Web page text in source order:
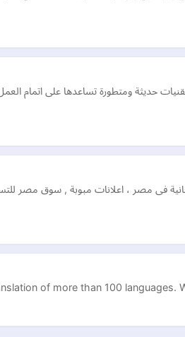
تقوم باستخدام تقنيات حديثة ومتطورة
فى مصر ، اعلانات مبوبة , سوق
of more than 100